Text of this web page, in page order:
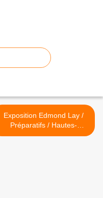
Exposition Edmond Lay /
Préparatifs / Hautes-
Pyrénées >